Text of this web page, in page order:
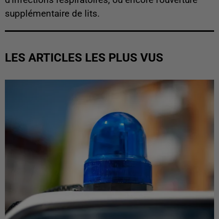
supplémentaire de lits.
LES ARTICLES LES PLUS VUS